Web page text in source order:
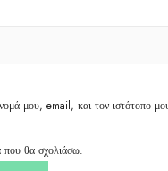
μου, email, και τον ιστότοπο
που θα σχολιάσω.